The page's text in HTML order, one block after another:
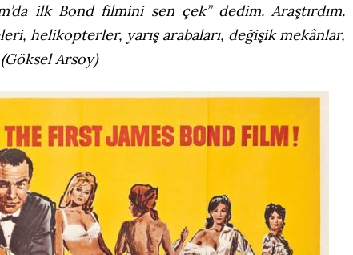
ilk Bond filmini sen çek” dedim. Araştırdım.
helikopterler, yarış arabaları, değişik mekânlar,
Arsoy)